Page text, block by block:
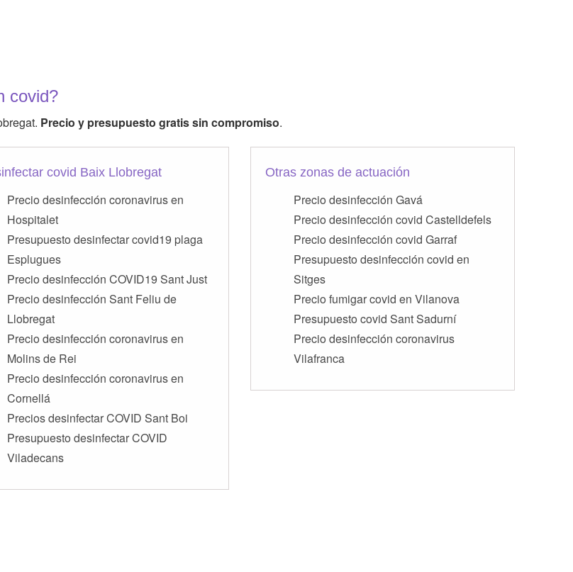
covid?
Precio y presupuesto gratis sin compromiso.
covid Baix Llobregat
Precio desinfección coronavirus en
Hospitalet
Presupuesto desinfectar covid19 plaga
Esplugues
Precio desinfección COVID19 Sant Just
Precio desinfección Sant Feliu de
Llobregat
Precio desinfección coronavirus en
Molins de Rei
Precio desinfección coronavirus en
Cornellá
Precios desinfectar COVID Sant Boi
Presupuesto desinfectar COVID
Viladecans
Otras zonas de actuación
Precio desinfección Gavá
Precio desinfección covid Castelldefels
Precio desinfección covid Garraf
Presupuesto desinfección covid en
Sitges
Precio fumigar covid en Vilanova
Presupuesto covid Sant Sadurní
Precio desinfección coronavirus
Vilafranca